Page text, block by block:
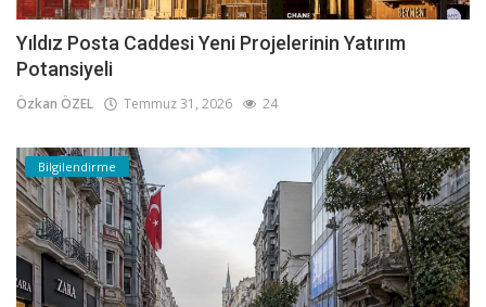
Yıldız Posta Caddesi Yeni Projelerinin Yatırım
Potansiyeli
Özkan ÖZEL Temmuz 31, 2026 24
Bilgilendirme